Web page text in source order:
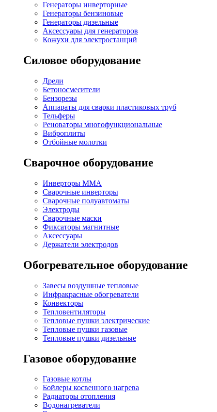
Генераторы инверторные
Генераторы бензиновые
Генераторы дизельные
Аксессуары для генераторов
Кожухи для электростанций
Силовое оборудование
Дрели
Бетоносмесители
Бензорезы
Аппараты для сварки пластиковых труб
Тельферы
Реноваторы многофункциональные
Виброплиты
Отбойные молотки
Сварочное оборудование
Инверторы MMA
Сварочные инверторы
Сварочные полуавтоматы
Электроды
Сварочные маски
Фиксаторы магнитные
Аксессуары
Держатели электродов
Обогревательное оборудование
Завесы воздушные тепловые
Инфракрасные обогреватели
Конвекторы
Тепловентиляторы
Тепловые пушки электрические
Тепловые пушки газовые
Тепловые пушки дизельные
Газовое оборудование
Газовые котлы
Бойлеры косвенного нагрева
Радиаторы отопления
Водонагреватели